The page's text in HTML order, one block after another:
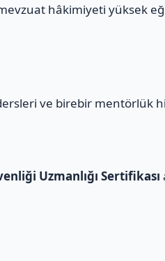
hâkimiyeti yüksek
dersleri ve birebir mentörlük
Uzmanlığı Sertifikası